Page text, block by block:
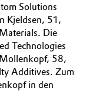
Solutions
Kjeldsen, 51,
Die
Technologies
58,
Additives. Zum
in den